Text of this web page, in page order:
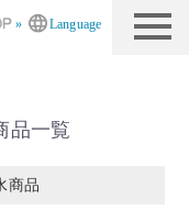
» Language
品一覧
商品